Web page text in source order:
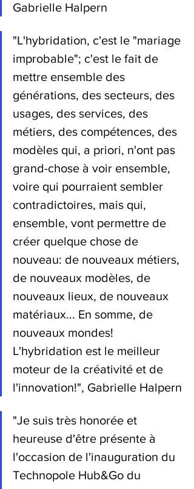
Gabrielle Halpern
"L'hybridation, c'est le "mariage
improbable"; c'est le fait de
mettre ensemble des
générations, des secteurs, des
usages, des services, des
métiers, des compétences, des
modèles qui, a priori, n'ont pas
grand-chose à voir ensemble,
voire qui pourraient sembler
contradictoires, mais qui,
ensemble, vont permettre de
créer quelque chose de
nouveau: de nouveaux métiers,
de nouveaux modèles, de
nouveaux lieux, de nouveaux
matériaux... En somme, de
nouveaux mondes!
L'hybridation est le meilleur
moteur de la créativité et de
l'innovation!", Gabrielle Halpern
"Je suis très honorée et
heureuse d'être présente à
l'occasion de l'inauguration du
Technopole Hub&Go du